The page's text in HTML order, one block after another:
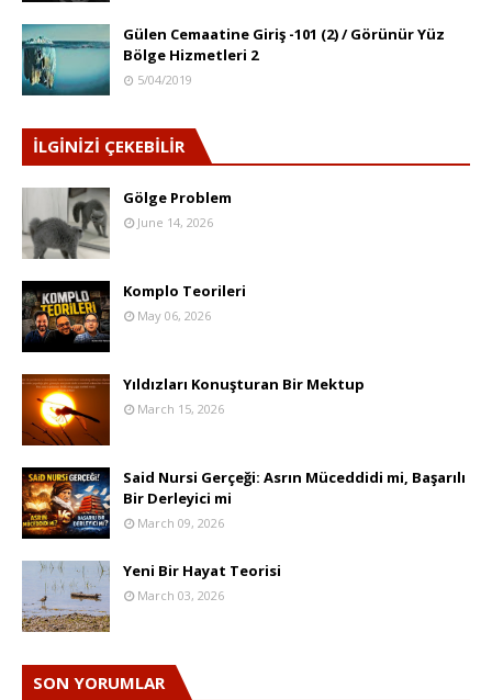
Gülen Cemaatine Giriş -101 (2) / Görünür Yüz
Bölge Hizmetleri 2
5/04/2019
İLGİNİZİ ÇEKEBİLİR
Gölge Problem
June 14, 2026
Komplo Teorileri
May 06, 2026
Yıldızları Konuşturan Bir Mektup
March 15, 2026
Said Nursi Gerçeği: Asrın Müceddidi mi, Başarılı
Bir Derleyici mi
March 09, 2026
Yeni Bir Hayat Teorisi
March 03, 2026
SON YORUMLAR